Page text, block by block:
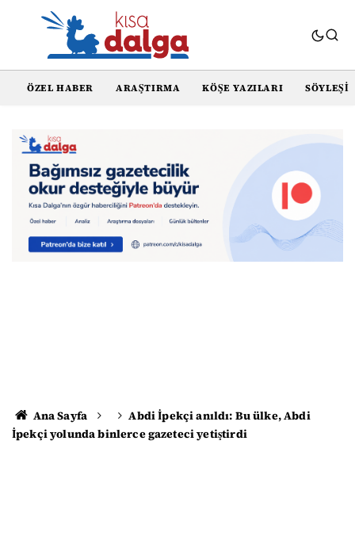
ÖZEL HABER ARAŞTIRMA KÖŞE YAZILARI SÖYLEŞI
Ana Sayfa
Abdi İpekçi anıldı: Bu ülke, Abdi
İpekçi yolunda binlerce gazeteci yetiştirdi